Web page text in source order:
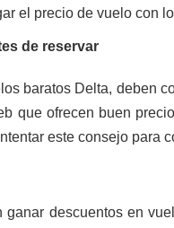
el precio de vuelo con
de reservar
baratos Delta, deben
que ofrecen buen
este consejo para
descuentos en